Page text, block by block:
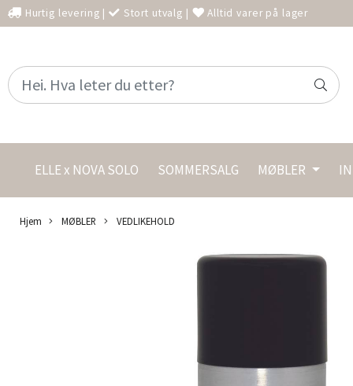
Hurtig levering | Stort utvalg | Alltid varer på lager
ELLE x NOVA SOLO SOMMERSALG MØBLER
Hjem MØBLER VEDLIKEHOLD